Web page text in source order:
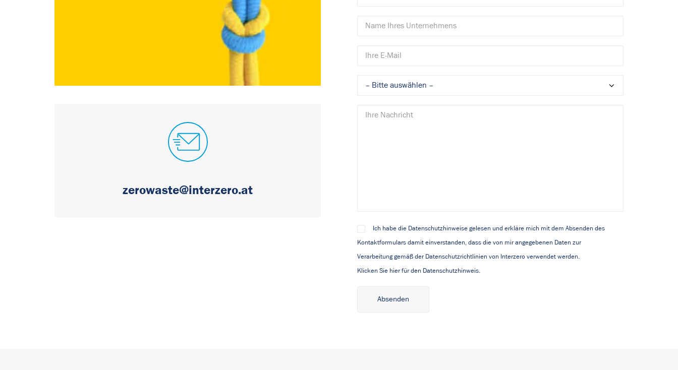
zerowaste@interzero.at
Ich habe die Datenschutzhinweise gelesen und erkläre mich mit dem Absenden des
Kontaktformulars damit einverstanden, dass die von mir angegebenen Daten zur
Verarbeitung gemäß der Datenschutzrichtlinien von Interzero verwendet werden.
Klicken Sie hier für den Datenschutzhinweis.